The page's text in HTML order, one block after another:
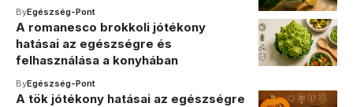
ByEgészség-Pont
A romanesco brokkoli jótékony
hatásai az egészségre és
felhasználása a konyhában
ByEgészség-Pont
A tök jótékony hatásai az egészségre